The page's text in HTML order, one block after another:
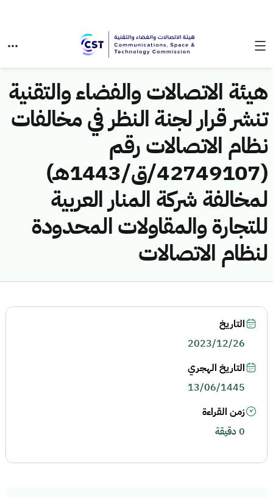
هيئة الاتصالات والفضاء والتقنية
تنشر قرار لجنة النظر في مخالفات
نظام الاتصالات رقم
(42749107/ق/1443هـ)
لمخالفة شركة المنار العربية
للتجارة والمقاولات المحدودة
لنظام الاتصالات
التاريخ
2023/12/26
التاريخ الهجري
13/06/1445
زمن القراءة
0 دقيقة